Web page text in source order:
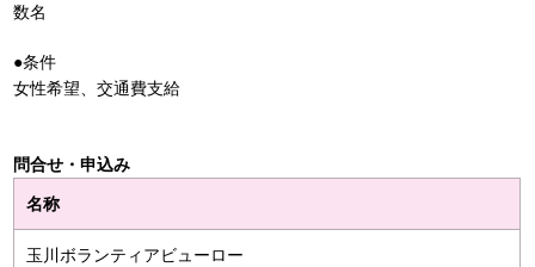
数名
●条件
女性希望、交通費支給
問合せ・申込み
名称
玉川ボランティアビューロー